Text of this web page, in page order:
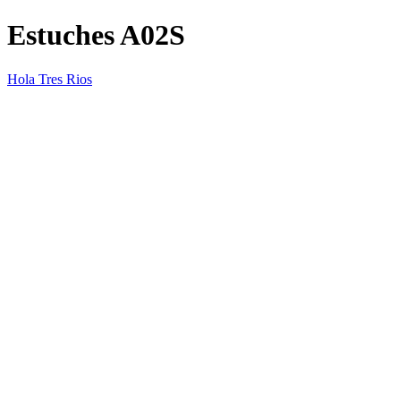
Estuches A02S
Hola Tres Rios